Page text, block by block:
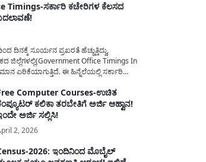
Timings-ಸರ್ಕಾರಿ ಕಚೇರಿಗಳ ಕೆಲಸದ
ದಿನಕ್ಕೆ ಸೂರ್ಯನ ಪ್ರಖರತೆ ಹೆಚ್ಚುತ್ತಿದ್ದು,
ಜಿಲ್ಲೆಗಳಲ್ಲಿ(Government Office Timings In
ಏರಿಕೆಯಾಗುತ್ತಿದೆ. ಈ ಹಿನ್ನೆಲೆಯಲ್ಲಿ ಸರ್ಕಾರಿ
ಕೈಗೊಂಡಿದೆ. ಕಿತ್ತೂರು ಕರ್ನಾಟಕ ಮತ್ತು
ಏಪ್ರಿಲ್...
Computer Courses-ಉಚಿತ
ಕಲಿಕಾ ತರಬೇತಿಗೆ ಅರ್ಜಿ ಆಹ್ವಾನ!
ಅರ್ಜಿ ಸಲ್ಲಿಸಿ!
2, 2026
2026: ಇಂದಿನಿಂದ ಮೊಬೈಲ್